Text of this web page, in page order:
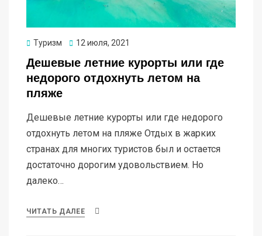
Туризм Опубликовано
12 июля, 2021
Дешевые летние курорты или где
недорого отдохнуть летом на
пляже
Дешевые летние курорты или где недорого
отдохнуть летом на пляже Отдых в жарких
странах для многих туристов был и остается
достаточно дорогим удовольствием. Но
далеко…
ЧИТАТЬ ДАЛЕЕ